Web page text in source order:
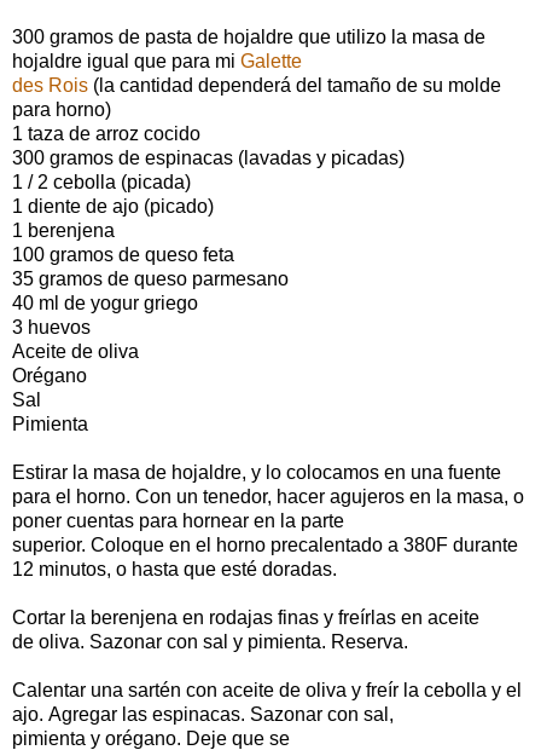
300 gramos de pasta de hojaldre que utilizo la masa de
hojaldre igual que para mi Galette
des Rois ( la cantidad dependerá del tamaño de su molde
para horno)
1 taza de arroz cocido
300 gramos de espinacas ( lavadas y picadas)
1 / 2 cebolla (picada)
1 diente de ajo (picado)
1 berenjena
100 gramos de queso feta
35 gramos de queso parmesano
40 ml de yogur griego
3 huevos
Aceite de oliva
Orégano
Sal
Pimienta
Estirar la masa de hojaldre, y lo colocamos en una fuente
para el horno. Con un tenedor, hacer agujeros en la masa, o
poner cuentas para hornear en la parte
superior. Coloque en el horno precalentado a 380F durante
12 minutos, o hasta que esté doradas.
Cortar la berenjena en rodajas finas y freírlas en aceite
de oliva. Sazonar con sal y pimienta. Reserva.
Calentar una sartén con aceite de oliva y freír la cebolla y el
ajo. Agregar las espinacas. Sazonar con sal ,
pimienta y orégano. Deje que se